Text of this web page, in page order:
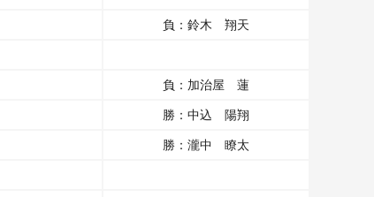
負：鈴木 翔天
負：加治屋 蓮
勝：中込 陽翔
勝：瀧中 瞭太